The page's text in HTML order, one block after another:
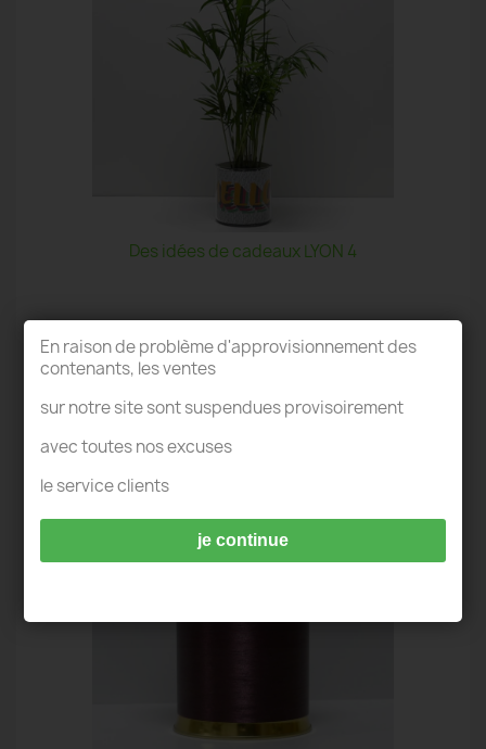
Des idées de cadeaux LYON 4
En raison de problème d'approvisionnement des
contenants, les ventes
sur notre site sont suspendues provisoirement
avec toutes nos excuses
le service clients
je continue